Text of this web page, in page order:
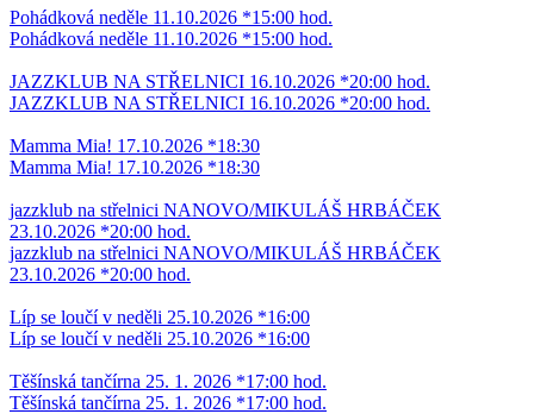
Pohádková neděle 11.10.2026 *15:00 hod.
Pohádková neděle 11.10.2026 *15:00 hod.
JAZZKLUB NA STŘELNICI 16.10.2026 *20:00 hod.
JAZZKLUB NA STŘELNICI 16.10.2026 *20:00 hod.
Mamma Mia! 17.10.2026 *18:30
Mamma Mia! 17.10.2026 *18:30
jazzklub na střelnici NANOVO/MIKULÁŠ HRBÁČEK
23.10.2026 *20:00 hod.
jazzklub na střelnici NANOVO/MIKULÁŠ HRBÁČEK
23.10.2026 *20:00 hod.
Líp se loučí v neděli 25.10.2026 *16:00
Líp se loučí v neděli 25.10.2026 *16:00
Těšínská tančírna 25. 1. 2026 *17:00 hod.
Těšínská tančírna 25. 1. 2026 *17:00 hod.